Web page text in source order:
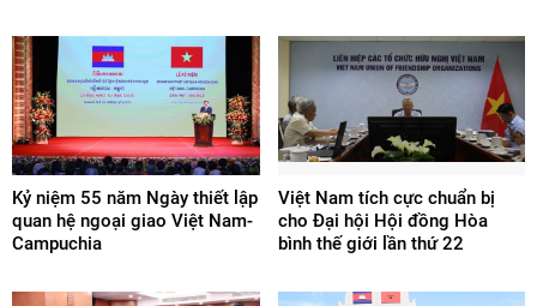
Kỷ niệm 55 năm Ngày thiết lập
quan hệ ngoại giao Việt Nam-
Campuchia
Việt Nam tích cực chuẩn bị
cho Đại hội Hội đồng Hòa
bình thế giới lần thứ 22